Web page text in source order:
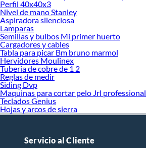
Perfil 40x40x3
Nivel de mano Stanley
Aspiradora silenciosa
Lamparas
Semillas y bulbos Mi primer huerto
Cargadores y cables
Tabla para picar Bm bruno marmol
Hervidores Moulinex
Tuberia de cobre de 1 2
Reglas de medir
Siding Dvp
Maquinas para cortar pelo Jrl professional
Teclados Genius
Hojas y arcos de sierra
Servicio al Cliente